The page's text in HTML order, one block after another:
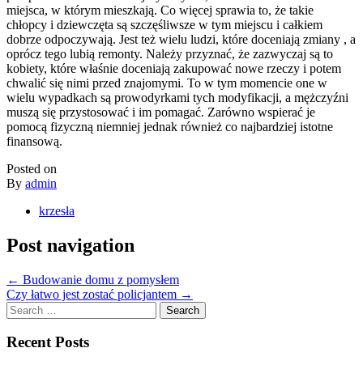
miejsca, w którym mieszkają. Co więcej sprawia to, że takie
chłopcy i dziewczęta są szczęśliwsze w tym miejscu i całkiem
dobrze odpoczywają. Jest też wielu ludzi, które doceniają zmiany , a
oprócz tego lubią remonty. Należy przyznać, że zazwyczaj są to
kobiety, które właśnie doceniają zakupować nowe rzeczy i potem
chwalić się nimi przed znajomymi. To w tym momencie one w
wielu wypadkach są prowodyrkami tych modyfikacji, a mężczyźni
muszą się przystosować i im pomagać. Zarówno wspierać je
pomocą fizyczną niemniej jednak również co najbardziej istotne
finansową.
Posted on
By admin
krzesła
Post navigation
← Budowanie domu z pomysłem
Czy łatwo jest zostać policjantem →
Search
for:
Recent Posts